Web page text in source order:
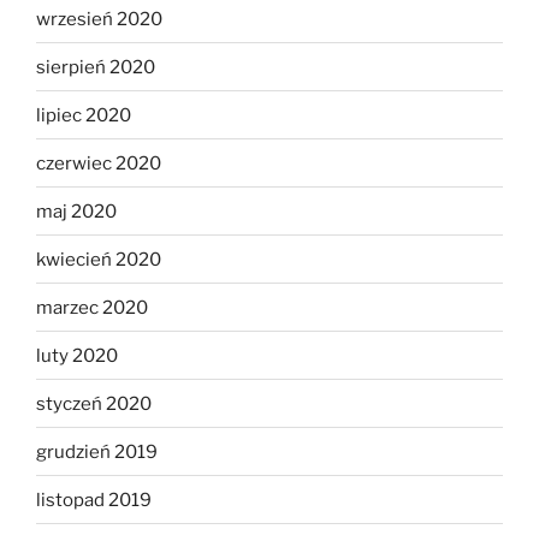
wrzesień 2020
sierpień 2020
lipiec 2020
czerwiec 2020
maj 2020
kwiecień 2020
marzec 2020
luty 2020
styczeń 2020
grudzień 2019
listopad 2019